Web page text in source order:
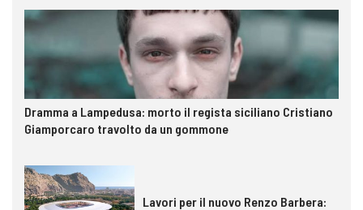
Dramma a Lampedusa: morto il regista siciliano Cristiano
Giamporcaro travolto da un gommone
Lavori per il nuovo Renzo Barbera: